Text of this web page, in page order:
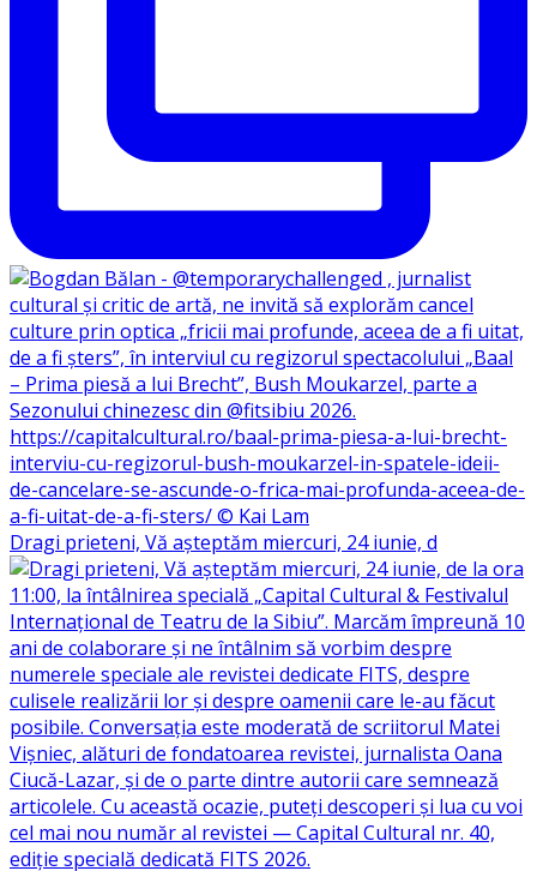
Dragi prieteni, Vă așteptăm miercuri, 24 iunie, d